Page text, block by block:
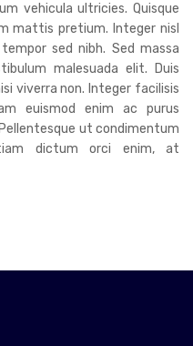
vehicula ultricies. Quisque
mattis pretium. Integer nisl
sed nibh. Sed massa
malesuada elit. Duis
viverra non. Integer facilisis
euismod enim ac purus
ut condimentum
dictum orci enim, at